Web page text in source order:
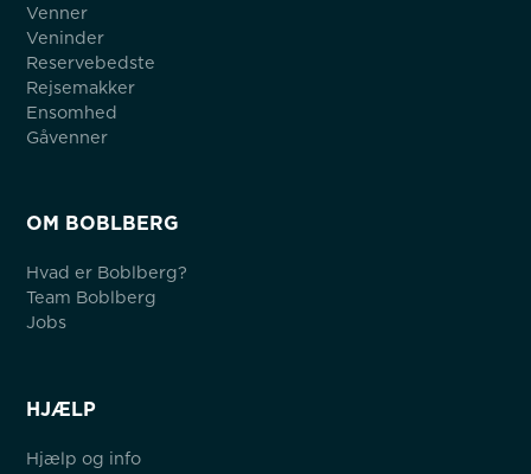
Venner
Veninder
Reservebedste
Rejsemakker
Ensomhed
Gåvenner
OM BOBLBERG
Hvad er Boblberg?
Team Boblberg
Jobs
HJÆLP
Hjælp og info